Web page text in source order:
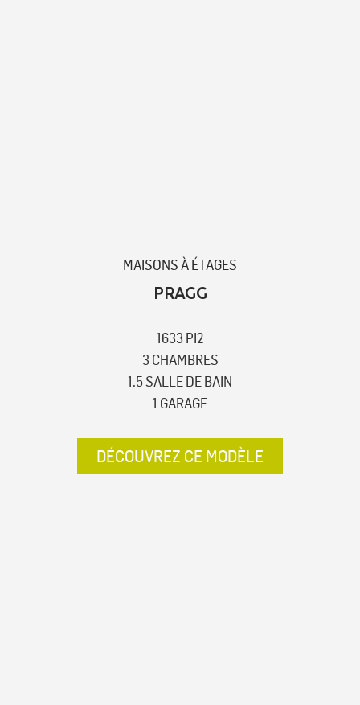
MAISONS À ÉTAGES
PRAGG
1633 PI2
3 CHAMBRES
1.5 SALLE DE BAIN
1 GARAGE
DÉCOUVREZ CE MODÈLE